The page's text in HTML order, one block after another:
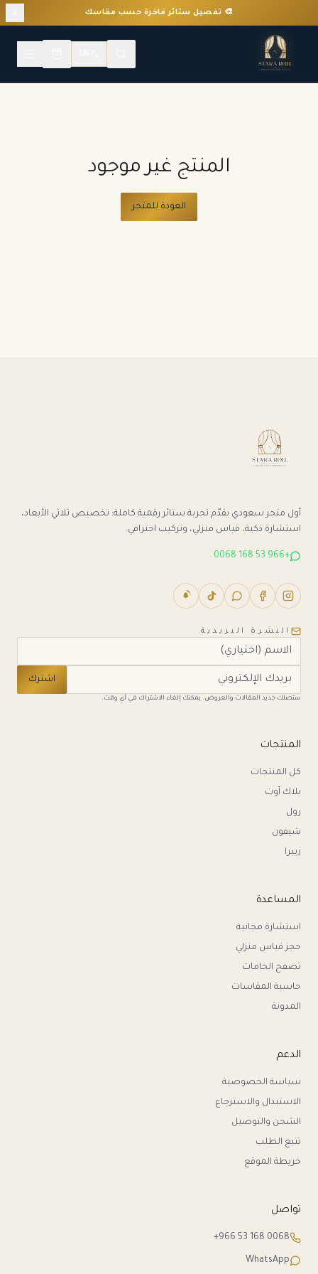
🎨 تفصيل ستائر فاخرة حسب مقاسك
المنتج غير موجود
العودة للمتجر
أول متجر سعودي يقدّم تجربة ستائر رقمية كاملة: تخصيص ثلاثي الأبعاد،
استشارة ذكية، قياس منزلي، وتركيب احترافي.
+966 53 168 0068
النشرة البريدية
اشترك
ستصلك جديد المقالات والعروض. يمكنك إلغاء الاشتراك في أي وقت.
المنتجات
كل المنتجات
بلاك آوت
رول
شيفون
زيبرا
المساعدة
استشارة مجانية
حجز قياس منزلي
تصفح الخامات
حاسبة المقاسات
المدونة
الدعم
سياسة الخصوصية
الاستبدال والاسترجاع
الشحن والتوصيل
تتبع الطلب
خريطة الموقع
تواصل
+966 53 168 0068
WhatsApp